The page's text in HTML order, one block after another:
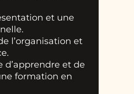
et une
l’organisation et
d’apprendre et de
formation en